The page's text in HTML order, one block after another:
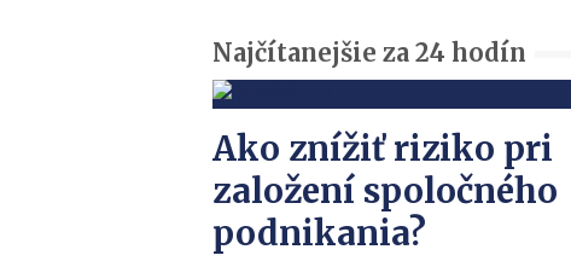
Najčítanejšie za 24 hodín
Ako znížiť riziko pri
založení spoločného
podnikania?